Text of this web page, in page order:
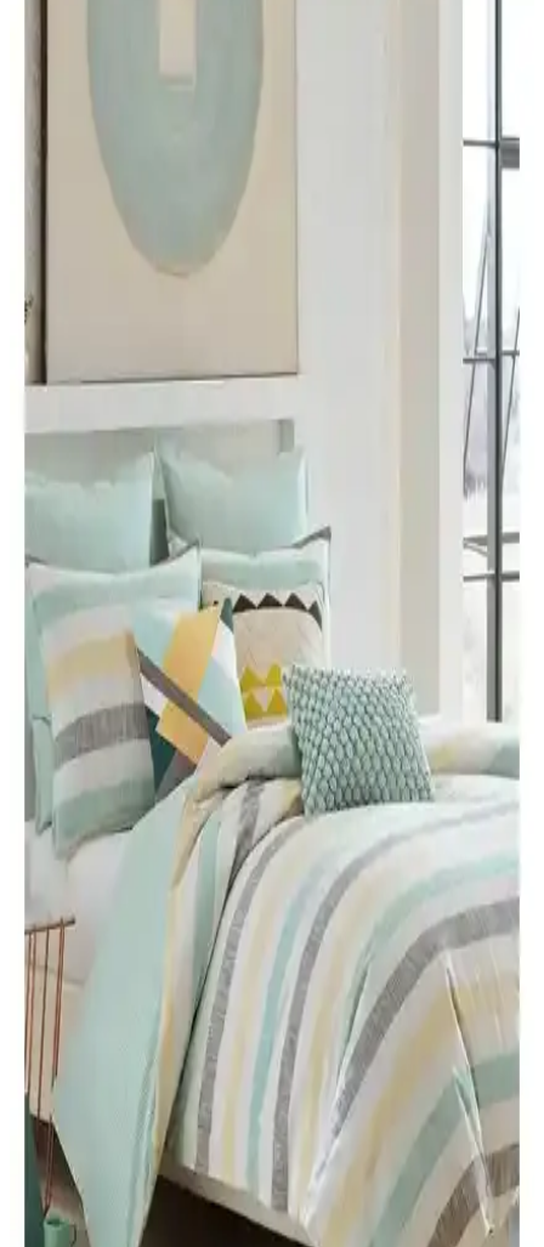
30°C makinede yıkanabilir; sade tasarım ve pratik bakım günlük
Madame Coco Faust Yorgan ile Yataş Macaron Çift
Kişilik Yorgan ve Yastık Karşılaştırması
Bu makale, Madame Coco Faust Jakarlı Biyeli Çift Kişilik Yorgan
ile Yataş Macaron Çift Kişilik Yorgan ve Yastık Setini, dolgu, ısı
performansı, kumaş dokuması, ağırlık/ölçü, mevsim kullanımı ve
temizleme talimatları açısından karşılaştırır; kullanıcı yorumlarıyla
destekler.
Karaca Home Tek Kişilik Yorgan: Hafif ve Sıcak
Tutma Kapasitesi Yüksek Ürün Özellikleri
Karaca Home'un 155x215 cm ölçülerindeki tek kişilik yorganı, hafif
ve nefes alabilir mikrofiber yüzeyiyle rahat ve sıcak uyku sağlar,
bakım kolaylığı ile günlük kullanım için idealdir.
Yataş Dacron Quallofil Tek Kişilik XL Yorgan:
Yüksek Isı Yalıtımı ve Konfor Sağlayan Modern
Tasarım
Yataş Dacron Quallofil Tek Kişilik XL Yorgan, 175x215 cm ölçüsü
ve üstün ısı yalıtımıyla dört mevsim kullanıma uygun, hafif ve şık
tasarımıyla konfor sağlar.
Lorien ve GOLDRİSE Çift Kişilik Welsoft Yorgan
Karşılaştırması ve Özellikleri
Lorien ve GOLDRİSE çift kişilik welsoft yorganların malzeme,
sıcak tutma, yumuşaklık ve dayanıklılık özellikleri detaylı şekilde
karşılaştırılıyor, kullanıcı deneyimleri ve olumsuz yönler de
inceleniyor.
Madame Coco Faust King Size Yorgan ile Yataş
Macaron Çift Kişilik Yorgan Karşılaştırması:
Ölçülerden Dolgu ve Bakım
Bu karşılaştırma, Madame Coco Faust King Size Beyaz Yorgan ile
Yataş Macaron Çift Kişilik Yorgan takımını veri odaklı olarak
inceleyen bir karşılaştırmadır. Ölçüler Faust için 215x235 cm,
Macaron için 195x215 cm ve yastık içerikleriyle farklı takım
yapılarına odaklanır; silikon elyaf dolgu ve mikrofiber/kumaş
dokuması gibi unsurları ele alır. Isı dengesi, hava sirkülasyonu ve
bakım talimatları (30°C yıkama, ağartma yok, kurutma yok, ütü yok)
karşılaştırılır. Kullanıcı yorumları konfor ve mevsimlik performansı
öne çıkarır.